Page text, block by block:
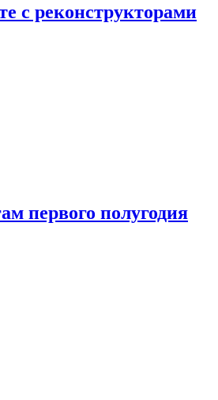
с реконструкторами
первого полугодия